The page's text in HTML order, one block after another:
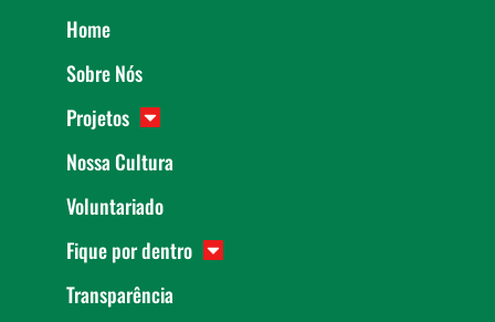
Home
Sobre Nós
Projetos
Nossa Cultura
Voluntariado
Fique por dentro
Transparência